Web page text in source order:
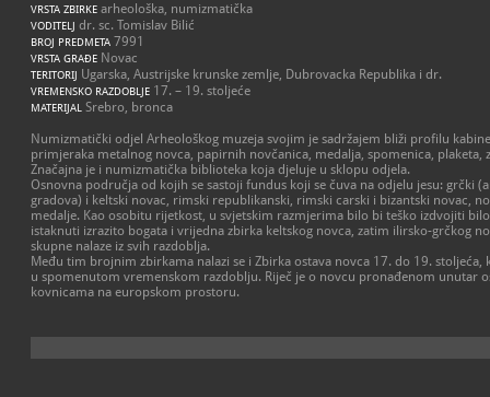
VRSTA ZBIRKE arheološka, numizmatička
VODITELJ dr. sc. Tomislav Bilić
BROJ PREDMETA 7991
VRSTA GRAĐE Novac
TERITORIJ Ugarska, Austrijske krunske zemlje, Dubrovacka Republika i dr.
VREMENSKO RAZDOBLJE 17. – 19. stoljeće
MATERIJAL Srebro, bronca
Numizmatički odjel Arheološkog muzeja svojim je sadržajem bliži profilu
primjeraka metalnog novca, papirnih novčanica, medalja, spomenica, plaketa,
Značajna je i numizmatička biblioteka koja djeluje u sklopu odjela.
Osnovna područja od kojih se sastoji fundus koji se čuva na odjelu jesu: grčki
gradova) i keltski novac, rimski republikanski, rimski carski i bizantski novac,
medalje. Kao osobitu rijetkost, u svjetskim razmjerima bilo bi teško izdvojiti
istaknuti izrazito bogata i vrijedna zbirka keltskog novca, zatim ilirsko-grčkog
skupne nalaze iz svih razdoblja.
Među tim brojnim zbirkama nalazi se i Zbirka ostava novca 17. do 19. stoljeća,
u spomenutom vremenskom razdoblju. Riječ je o novcu pronađenom unutar
kovnicama na europskom prostoru.